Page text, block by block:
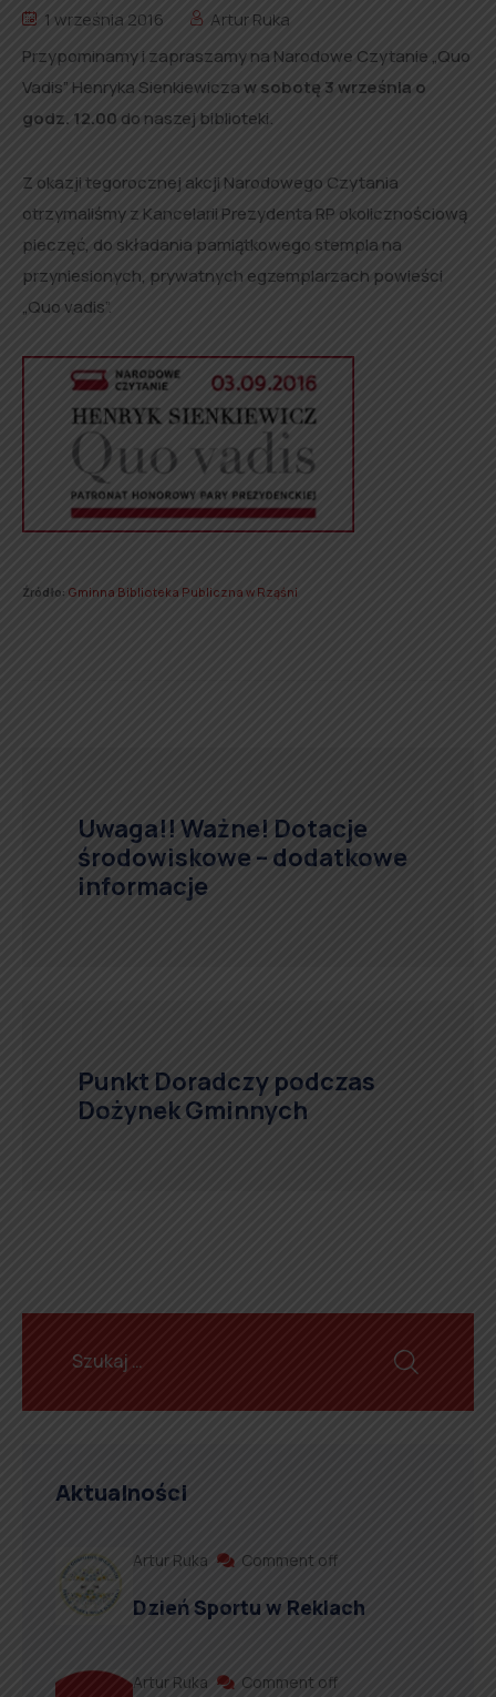
1 września 2016
Artur Ruka
Przypominamy i zapraszamy na Narodowe Czytanie „Quo
Vadis” Henryka Sienkiewiczaw sobotę 3 września o
godz. 12.00 do naszej biblioteki.
Z okazji tegorocznej akcji Narodowego Czytania
otrzymaliśmy z Kancelarii Prezydenta RP okolicznościową
pieczęć, do składania pamiątkowego stempla na
przyniesionych, prywatnych egzemplarzach powieści
„Quo vadis”.
Źródło: Gminna Biblioteka Publiczna w Rząśni
Uwaga!! Ważne! Dotacje
środowiskowe – dodatkowe
informacje
Punkt Doradczy podczas
Dożynek Gminnych
Aktualności
Artur Ruka Comment off
Dzień Sportu w Reklach
Artur Ruka Comment off